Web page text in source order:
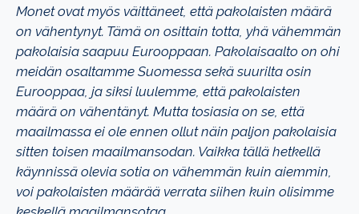
Monet ovat myös väittäneet, että pakolaisten määrä
on vähentynyt. Tämä on osittain totta, yhä vähemmän
pakolaisia saapuu Eurooppaan. Pakolaisaalto on ohi
meidän osaltamme Suomessa sekä suurilta osin
Eurooppaa, ja siksi luulemme, että pakolaisten
määrä on vähentänyt. Mutta tosiasia on se, että
maailmassa ei ole ennen ollut näin paljon pakolaisia
sitten toisen maailmansodan. Vaikka tällä hetkellä
käynnissä olevia sotia on vähemmän kuin aiemmin,
voi pakolaisten määrää verrata siihen kuin olisimme